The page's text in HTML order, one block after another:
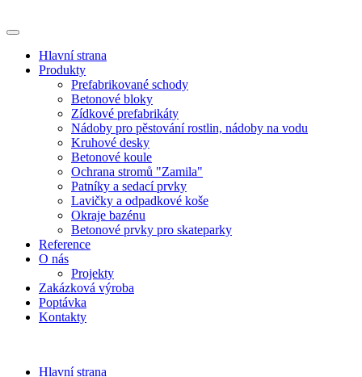
Hlavní strana
Produkty
Prefabrikované schody
Betonové bloky
Zídkové prefabrikáty
Nádoby pro pěstování rostlin, nádoby na vodu
Kruhové desky
Betonové koule
Ochrana stromů "Zamila"
Patníky a sedací prvky
Lavičky a odpadkové koše
Okraje bazénu
Betonové prvky pro skateparky
Reference
O nás
Projekty
Zakázková výroba
Poptávka
Kontakty
Hlavní strana